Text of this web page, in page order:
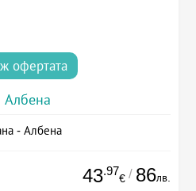
офертата
Албена
- Албена
43.97
€ / 86лв.